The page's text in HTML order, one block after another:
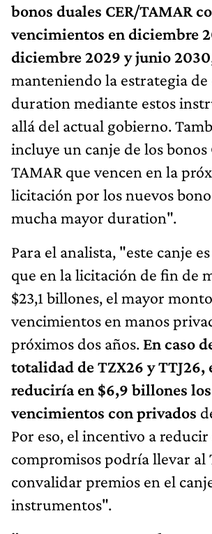
bonos duales CER/TAMAR
vencimientos en diciembre
diciembre 2029 y junio 2030
manteniendo la estrategia
duration mediante estos
allá del actual gobierno.
incluye un canje de los bonos
TAMAR que vencen en la
licitación por los nuevos
mucha mayor duration".
Para el analista, "este canje
que en la licitación de fin de
$23,1 billones, el mayor
vencimientos en manos
próximos dos años. En caso
totalidad de TZX26 y TTJ26,
reduciría en $6,9 billones los
vencimientos con privados
Por eso, el incentivo a reducir
compromisos podría llevar al
convalidar premios en el
instrumentos".